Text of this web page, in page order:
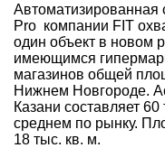
Автоматизированная
Pro компании FIT
один объект в новом
имеющимся
магазинов общей
Нижнем Новгороде.
Казани составляет
среднем по рынку.
18 тыс. кв. м.